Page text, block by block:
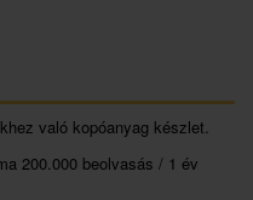
való kopóanyag készlet.
200.000 beolvasás / 1 év